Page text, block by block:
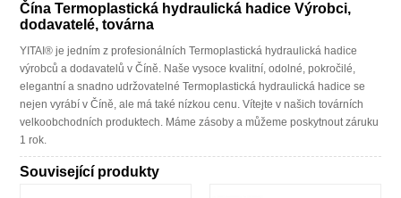
Čína Termoplastická hydraulická hadice Výrobci,
dodavatelé, továrna
YITAI® je jedním z profesionálních Termoplastická hydraulická hadice
výrobců a dodavatelů v Číně. Naše vysoce kvalitní, odolné, pokročilé,
elegantní a snadno udržovatelné Termoplastická hydraulická hadice se
nejen vyrábí v Číně, ale má také nízkou cenu. Vítejte v našich továrních
velkoobchodních produktech. Máme zásoby a můžeme poskytnout záruku
1 rok.
Související produkty